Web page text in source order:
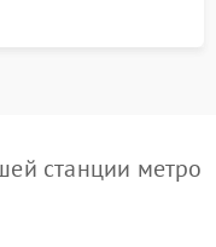
станции метро